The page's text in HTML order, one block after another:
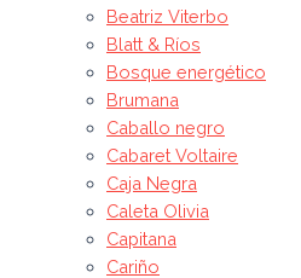
Beatriz Viterbo
Blatt & Ríos
Bosque energético
Brumana
Caballo negro
Cabaret Voltaire
Caja Negra
Caleta Olivia
Capitana
Cariño